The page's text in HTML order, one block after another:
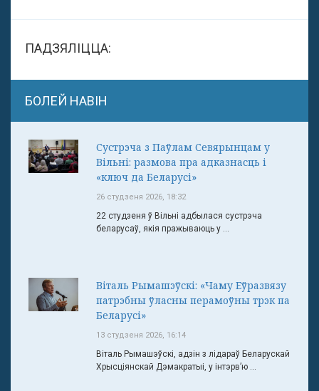
ПАДЗЯЛІЦЦА:
БОЛЕЙ НАВІН
Сустрэча з Паўлам Севярынцам у
Вільні: размова пра адказнасць і
«ключ да Беларусі»
26 студзеня 2026, 18:32
22 студзеня ў Вільні адбылася сустрэча
беларусаў, якія пражываюць у ...
Віталь Рымашэўскі: «Чаму Еўразвязу
патрэбны ўласны перамоўны трэк па
Беларусі»
13 студзеня 2026, 16:14
Віталь Рымашэўскі, адзін з лідараў Беларускай
Хрысціянскай Дэмакратыі, у інтэрв’ю ...